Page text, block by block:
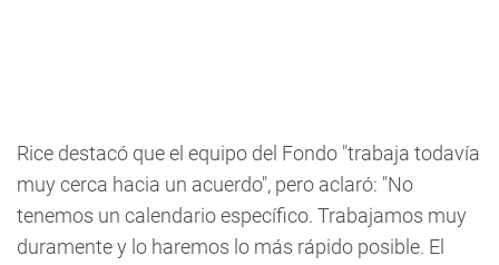
Rice destacó que el equipo del Fondo "trabaja todavía
muy cerca hacia un acuerdo", pero aclaró: "No
tenemos un calendario específico. Trabajamos muy
duramente y lo haremos lo más rápido posible. El